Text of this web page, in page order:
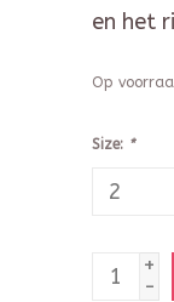
en het
Op
Size: *
+
-